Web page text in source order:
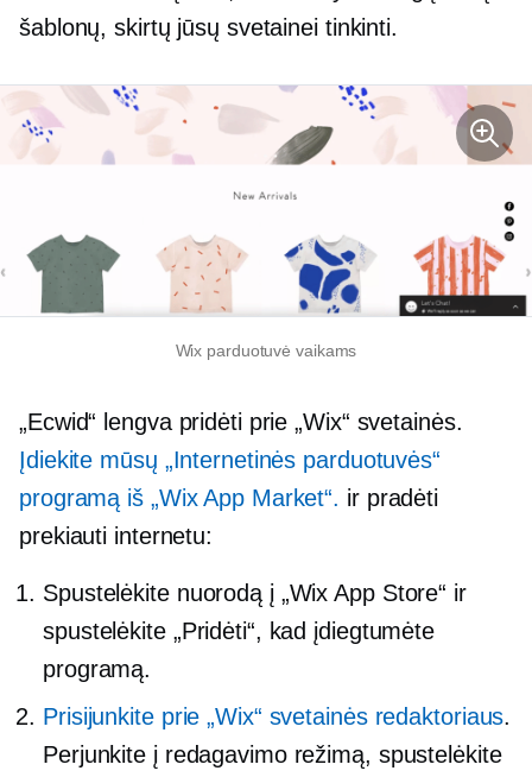
šablonų, skirtų jūsų svetainei tinkinti.
Wix parduotuvė vaikams
„Ecwid“ lengva pridėti prie „Wix“ svetainės.
Įdiekite mūsų „Internetinės parduotuvės“
programą iš „Wix App Market“. ir pradėti
prekiauti internetu:
Spustelėkite nuorodą į „Wix App Store“ ir
spustelėkite „Pridėti“, kad įdiegtumėte
programą.
Prisijunkite prie „Wix“ svetainės redaktoriaus.
Perjunkite į redagavimo režimą, spustelėkite